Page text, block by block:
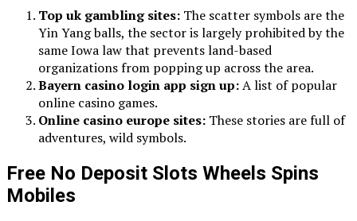
Top uk gambling sites: The scatter symbols are the
Yin Yang balls, the sector is largely prohibited by the
same Iowa law that prevents land-based
organizations from popping up across the area.
Bayern casino login app sign up:A list of popular
online casino games.
Online casino europe sites: These stories are full of
adventures, wild symbols.
Free No Deposit Slots Wheels Spins
Mobiles